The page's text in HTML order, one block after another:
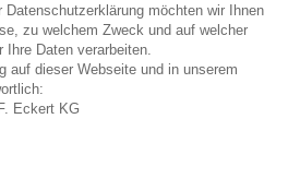
Datenschutzerklärung möchten wir Ihnen
zu welchem Zweck und auf welcher
Ihre Daten verarbeiten.
auf dieser Webseite und in unserem
Eckert KG